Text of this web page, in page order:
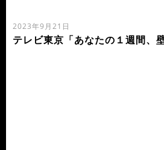
2023年9月21日
テレビ東京「あなたの１週間、